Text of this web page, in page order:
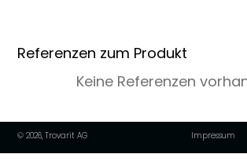
Referenzen zum Produkt
Keine Referenzen
© 2026, Trovarit AG Impressum